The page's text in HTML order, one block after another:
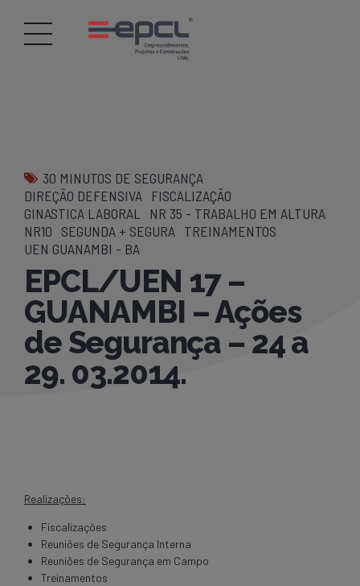
30 MINUTOS DE SEGURANÇA
DIREÇÃO DEFENSIVA FISCALIZAÇÃO
GINASTICA LABORAL
NR 35 - TRABALHO EM ALTURA
NR10 SEGUNDA + SEGURA TREINAMENTOS
UEN GUANAMBI - BA
EPCL/UEN 17 –
GUANAMBI – Ações
de Segurança – 24 a
29. 03.2014.
Realizações:
Fiscalizações
Reuniões de Segurança Interna
Reuniões de Segurança em Campo
Treinamentos